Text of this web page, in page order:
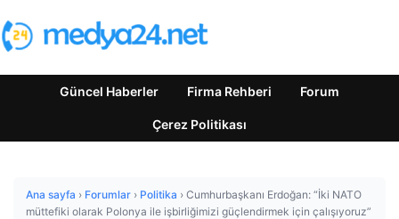
Güncel Haberler Firma Rehberi Forum
Çerez Politikası
Ana sayfa › Forumlar › Politika › Cumhurbaşkanı Erdoğan: “İki NATO
müttefiki olarak Polonya ile işbirliğimizi güçlendirmek için çalışıyoruz”